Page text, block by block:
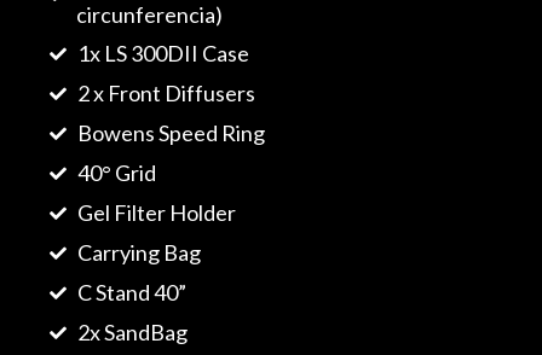
circunferencia)
1x LS 300DII Case
2 x Front Diffusers
Bowens Speed Ring
40° Grid
Gel Filter Holder
Carrying Bag
C Stand 40”
2x SandBag